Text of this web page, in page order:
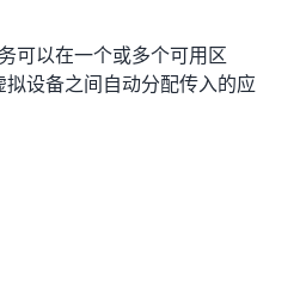
可以在一个或多个可用区
拟设备之间自动分配传入的应